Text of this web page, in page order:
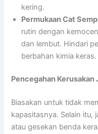
kering.
Permukaan Cat
rutin dengan
dan lembut. Hindari
berbahan kimia keras.
Pencegahan Kerusakan
Biasakan untuk tidak
kapasitasnya. Selain itu,
atau gesekan benda